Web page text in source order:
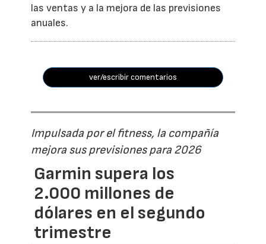
las ventas y a la mejora de las previsiones
anuales.
ver/escribir comentarios
Impulsada por el fitness, la compañía
mejora sus previsiones para 2026
Garmin supera los
2.000 millones de
dólares en el segundo
trimestre